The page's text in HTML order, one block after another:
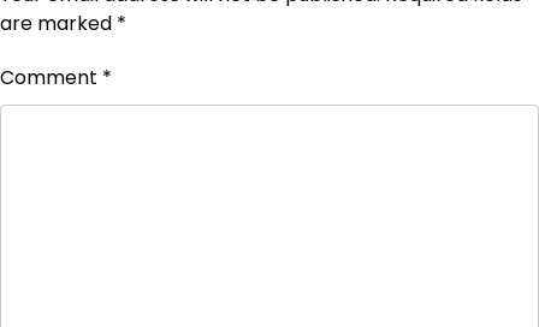
are marked *
Comment *